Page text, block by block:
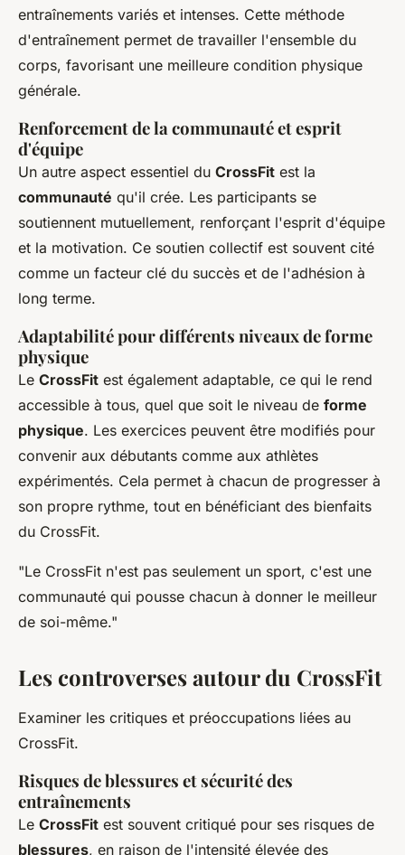
entraînements variés et intenses. Cette méthode
d'entraînement permet de travailler l'ensemble du
corps, favorisant une meilleure condition physique
générale.
Renforcement de la communauté et esprit
d'équipe
Un autre aspect essentiel du CrossFit est la
communauté qu'il crée. Les participants se
soutiennent mutuellement, renforçant l'esprit d'équipe
et la motivation. Ce soutien collectif est souvent cité
comme un facteur clé du succès et de l'adhésion à
long terme.
Adaptabilité pour différents niveaux de forme
physique
Le CrossFit est également adaptable, ce qui le rend
accessible à tous, quel que soit le niveau de forme
physique. Les exercices peuvent être modifiés pour
convenir aux débutants comme aux athlètes
expérimentés. Cela permet à chacun de progresser à
son propre rythme, tout en bénéficiant des bienfaits
du CrossFit.
"Le CrossFit n'est pas seulement un sport, c'est une
communauté qui pousse chacun à donner le meilleur
de soi-même."
Les controverses autour du CrossFit
Examiner les critiques et préoccupations liées au
CrossFit.
Risques de blessures et sécurité des
entraînements
Le CrossFit est souvent critiqué pour ses risques de
blessures, en raison de l'intensité élevée des